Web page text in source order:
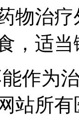
物治
，适
作为
站所